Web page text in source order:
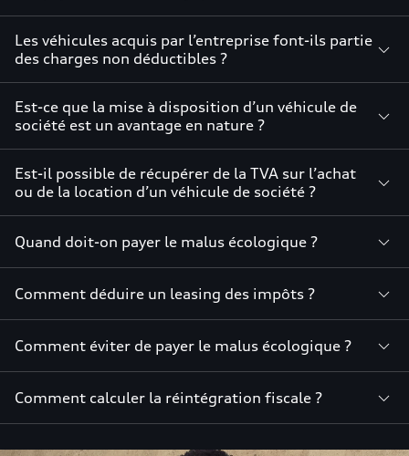
Les véhicules acquis par l’entreprise font-ils partie
des charges non déductibles ?
Est-ce que la mise à disposition d’un véhicule de
société est un avantage en nature ?
Est-il possible de récupérer de la TVA sur l’achat
ou de la location d’un véhicule de société ?
Quand doit-on payer le malus écologique ?
Comment déduire un leasing des impôts ?
Comment éviter de payer le malus écologique ?
Comment calculer la réintégration fiscale ?